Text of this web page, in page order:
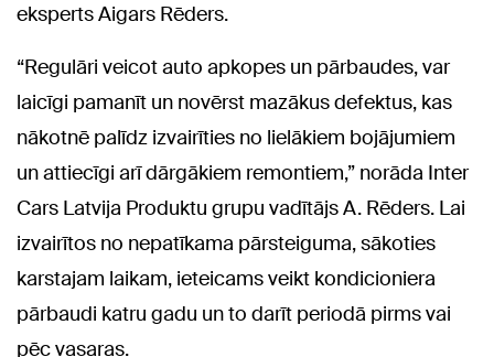
eksperts Aigars Rēders.
“Regulāri veicot auto apkopes un pārbaudes, var
laicīgi pamanīt un novērst mazākus defektus, kas
nākotnē palīdz izvairīties no lielākiem bojājumiem
un attiecīgi arī dārgākiem remontiem,” norāda Inter
Cars Latvija Produktu grupu vadītājs A. Rēders. Lai
izvairītos no nepatīkama pārsteiguma, sākoties
karstajam laikam, ieteicams veikt kondicioniera
pārbaudi katru gadu un to darīt periodā pirms vai
pēc vasaras.